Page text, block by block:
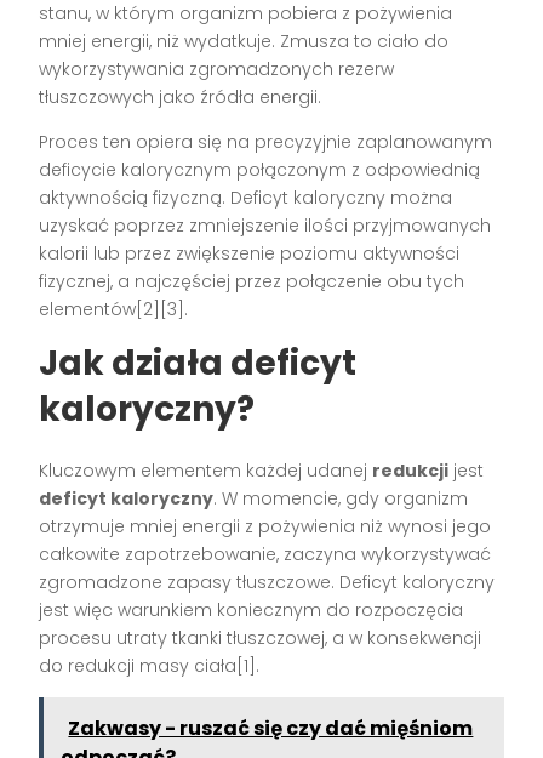
stanu, w którym organizm pobiera z pożywienia
mniej energii, niż wydatkuje. Zmusza to ciało do
wykorzystywania zgromadzonych rezerw
tłuszczowych jako źródła energii.
Proces ten opiera się na precyzyjnie zaplanowanym
deficycie kalorycznym połączonym z odpowiednią
aktywnością fizyczną. Deficyt kaloryczny można
uzyskać poprzez zmniejszenie ilości przyjmowanych
kalorii lub przez zwiększenie poziomu aktywności
fizycznej, a najczęściej przez połączenie obu tych
elementów[2][3].
Jak działa deficyt
kaloryczny?
Kluczowym elementem każdej udanej redukcji jest
deficyt kaloryczny. W momencie, gdy organizm
otrzymuje mniej energii z pożywienia niż wynosi jego
całkowite zapotrzebowanie, zaczyna wykorzystywać
zgromadzone zapasy tłuszczowe. Deficyt kaloryczny
jest więc warunkiem koniecznym do rozpoczęcia
procesu utraty tkanki tłuszczowej, a w konsekwencji
do redukcji masy ciała[1].
Zakwasy - ruszać się czy dać mięśniom